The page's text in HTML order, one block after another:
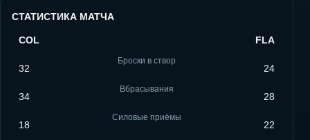
СТАТИСТИКА МАТЧА
COL FLA
32
Броски в створ
24
34
Вбрасывания
28
18
Силовые приёмы
22